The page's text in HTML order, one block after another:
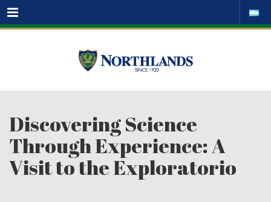
Menu
Discovering Science
Through Experience: A
Visit to the Exploratorio